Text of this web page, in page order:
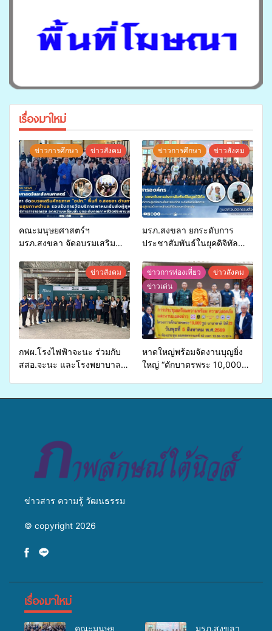
เรื่องมาใหม่
ข่าวการศึกษา ข่าวสังคม
คณะมนุษยศาสตร์ฯ
มรภ.สงขลา จัดอบรมเสริม
จ่ายงบกองทุนสุขภาพตำบล
รองรับการจัดบริการพาหนะรับ
ส่งผู้ทุพพลภาพเพื่อเข้ารับ
บริการสาธารณสุข ลดความ
เหลื่อมล้ำ ยกระดับคุณภาพ
ชีวิตประชาชนอย่างยั่งยืน
ข่าวการศึกษา ข่าวสังคม
มรภ.สงขลา ยกระดับการ
ประชาสัมพันธ์ในยุคดิจิทัล
ข่ายสื่อสารองค์กร ระดมสมอง
วางแนวทางการทำงาน ปูทาง
สู่การสร้างภาพลักษณ์ที่ดีของ
มหาวิทยาลัย
ข่าวสังคม
กฟผ.โรงไฟฟ้าจะนะ ร่วมกับ
สสอ.จะนะ และโรงพยาบาล
ข่าวการท่องเที่ยว
ข่าวสังคม
ข่าวเด่น
หาดใหญ่พร้อมจัดงานบุญยิ่ง
ใหญ่ “ตักบาตรพระ 10,000
ข่าวสาร ความรู้ วัฒนธรรม
© copyright 2026
เรื่องมาใหม่
คณะมนุษย มรภ.สงขลา